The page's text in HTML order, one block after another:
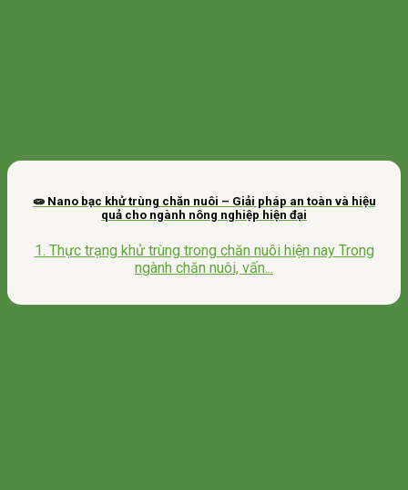
🧫 Nano bạc khử trùng chăn nuôi – Giải pháp an toàn và hiệu
quả cho ngành nông nghiệp hiện đại
1. Thực trạng khử trùng trong chăn nuôi hiện nay Trong
ngành chăn nuôi, vấn...